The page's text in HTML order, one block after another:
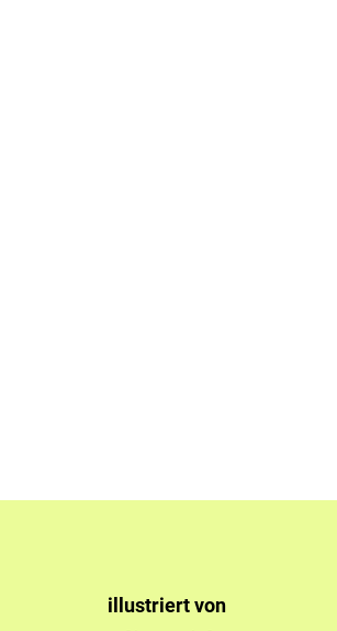
illustriert von